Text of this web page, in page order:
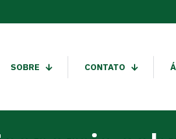
SOBRE CONTATO